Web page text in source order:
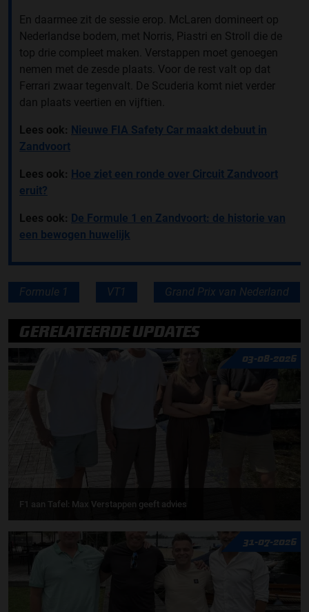
En daarmee zit de sessie erop. McLaren domineert op
Nederlandse bodem, met Norris, Piastri en Stroll die de
top drie compleet maken. Verstappen moet genoegen
nemen met de zesde plaats. Voor de rest valt op dat
Ferrari zwaar tegenvalt. De Scuderia komt niet verder
dan plaats veertien en vijftien.
Lees ook: Nieuwe FIA Safety Car maakt debuut in
Zandvoort
Lees ook: Hoe ziet een ronde over Circuit Zandvoort
eruit?
Lees ook: De Formule 1 en Zandvoort: de historie van
een bewogen huwelijk
Formule 1 VT1 Grand Prix van Nederland
GERELATEERDE UPDATES
03-08-2026
F1 aan Tafel: Max Verstappen geeft advies
31-07-2026